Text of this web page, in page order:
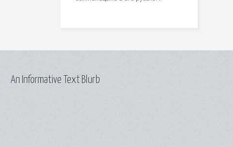
An Informative Text Blurb